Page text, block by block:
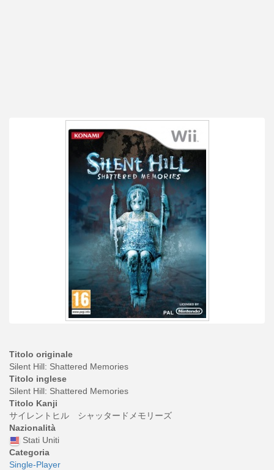
Titolo originale
Silent Hill: Shattered Memories
Titolo inglese
Silent Hill: Shattered Memories
Titolo Kanji
サイレントヒル シャッタードメモリーズ
Nazionalità
Stati Uniti
Categoria
Single-Player